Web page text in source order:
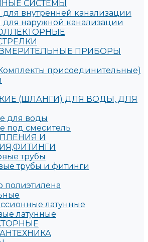
СИСТЕМЫ
внутренней канализации
наружной канализации
ПРИБОРЫ
присоединительные)
(ШЛАНГИ) ДЛЯ ВОДЫ, ДЛЯ
для воды
под смеситель
И
трубы
трубы и фитинги
полиэтилена
латунные
латунные